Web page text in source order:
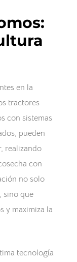
en la
tractores
con sistemas
pueden
realizando
con
no solo
sino que
y maximiza la
tecnología